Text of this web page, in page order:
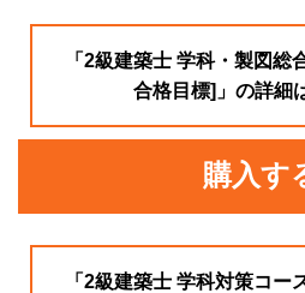
「2級建築士 学科・製図総
合格目標]」の詳細
購入す
「2級建築士 学科対策コー